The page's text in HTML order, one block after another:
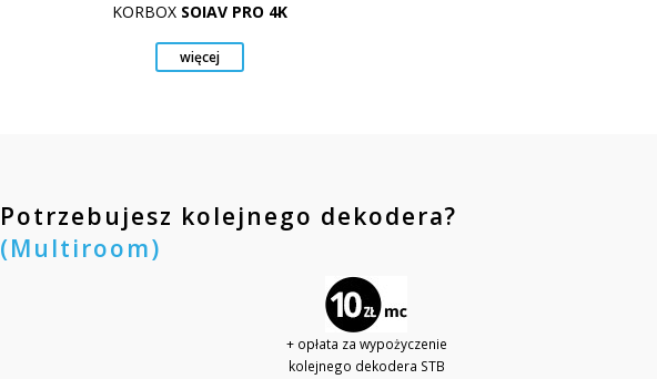
KORBOX SOIAV PRO 4K
więcej
Potrzebujesz kolejnego dekodera?
(Multiroom)
+ opłata za wypożyczenie
kolejnego dekodera STB